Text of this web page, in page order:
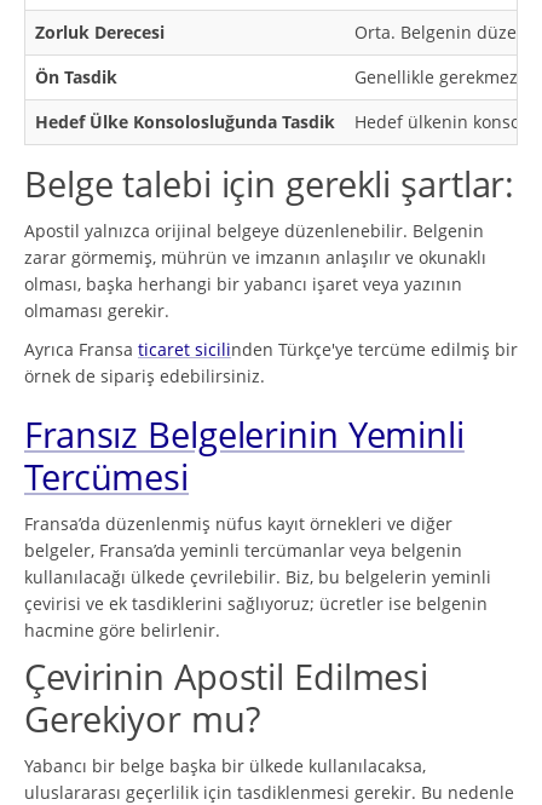
Zorluk Derecesi
Orta. Belgenin
Ön Tasdik
Genellikle gerekmez.
Hedef Ülke Konsolosluğunda Tasdik
Hedef ülkenin
Belge talebi için gerekli şartlar:
Apostil yalnızca orijinal belgeye düzenlenebilir. Belgenin
zarar görmemiş, mührün ve imzanın anlaşılır ve okunaklı
olması, başka herhangi bir yabancı işaret veya yazının
olmaması gerekir.
Ayrıca Fransa ticaret sicilinden Türkçe'ye tercüme edilmiş bir
örnek de sipariş edebilirsiniz.
Fransız Belgelerinin Yeminli
Tercümesi
Fransa’da düzenlenmiş nüfus kayıt örnekleri ve diğer
belgeler, Fransa’da yeminli tercümanlar veya belgenin
kullanılacağı ülkede çevrilebilir. Biz, bu belgelerin yeminli
çevirisi ve ek tasdiklerini sağlıyoruz; ücretler ise belgenin
hacmine göre belirlenir.
Çevirinin Apostil Edilmesi
Gerekiyor mu?
Yabancı bir belge başka bir ülkede kullanılacaksa,
uluslararası geçerlilik için tasdiklenmesi gerekir. Bu nedenle